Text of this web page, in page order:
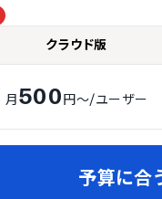
クラウド版
月500円～/ユーザー
予算に合